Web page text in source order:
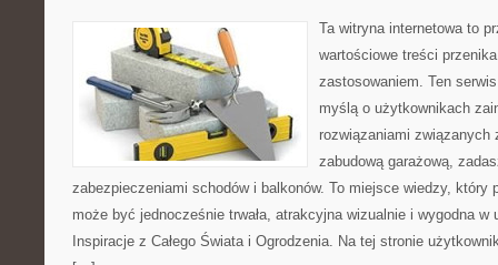
Ta witryna internetowa to
wartościowe treści
zastosowaniem. Ten
myślą o użytkownikach
rozwiązaniami związanych
zabudową garażową,
zabezpieczeniami schodów i balkonów. To miejsce wiedzy, który
może być jednocześnie trwała, atrakcyjna wizualnie i wygodna w
Inspiracje z Całego Świata i Ogrodzenia. Na tej stronie